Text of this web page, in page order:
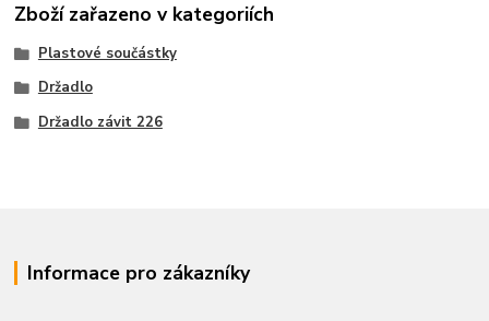
Zboží zařazeno v kategoriích
Plastové součástky
Držadlo
Držadlo závit 226
Informace pro zákazníky